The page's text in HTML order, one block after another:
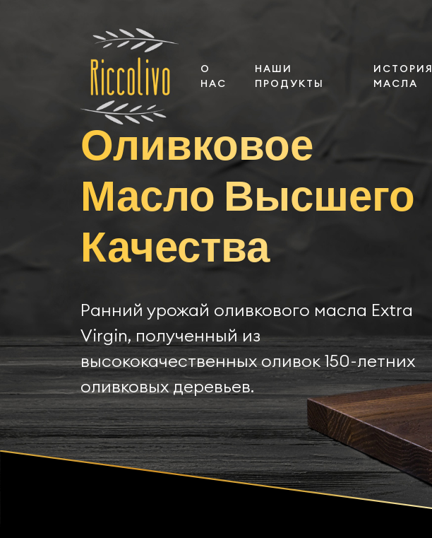
О
НАС
НАШИ
ПРОДУКТЫ
ИСТОРИЯ
МАСЛА
Оливковое
Масло Высшего
Качества
Ранний урожай оливкового масла Extra
Virgin, полученный из
высококачественных оливок 150-летних
оливковых деревьев.